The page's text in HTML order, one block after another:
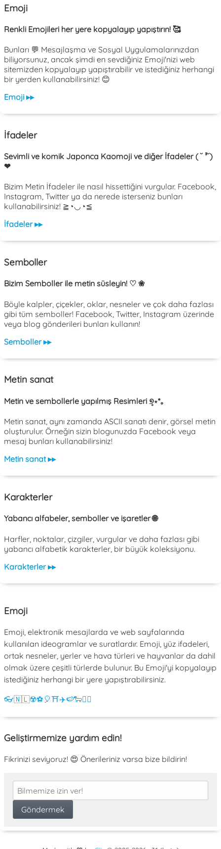
Emoji
Renkli Emojileri her yere kopyalayıp yapıştırın! 🥰
Bunları 💬 Mesajlaşma ve Sosyal Uygulamalarınızdan
biliyorsunuz, ancak şimdi en sevdiğiniz Emoji'nizi web
sitemizden kopyalayıp yapıştırabilir ve istediğiniz herhangi
bir yerden kullanabilirsiniz! 😊
Emoji ▸▸
İfadeler
Sevimli ve komik Japonca Kaomoji ve diğer İfadeler ( ˘ ³˘)
❤
Bizim Metin İfadeler ile nasıl hissettiğini vurgular. Facebook,
Instagram, Twitter ya da nerede isterseniz bunları
kullanabilirsiniz! ≧◔◡◔≦
İfadeler ▸▸
Semboller
Bizim Semboller ile metin süsleyin! ♡ ❀
Böyle kalpler, çiçekler, oklar, nesneler ve çok daha fazlası
gibi tüm semboller! Facebook, Twitter, Instagram üzerinde
veya blog gönderileri bunları kullanın!
Semboller ▸▸
Metin sanat
Metin ve sembollerle yapılmış Resimleri ୭̥⋆*｡
Metin sanat, aynı zamanda ASCII sanatı denir, görsel metin
oluşturulur. Örneğin sizin blogunuzda Facebook veya
mesaj bunları kullanabilirsiniz!
Metin sanat ▸▸
Karakterler
Yabancı alfabeler, semboller ve işaretler 🌐
Harfler, noktalar, çizgiler, vurgular ve daha fazlası gibi
yabancı alfabetik karakterler, bir büyük koleksiyonu.
Karakterler ▸▸
Emoji
Emoji, elektronik mesajlarda ve web sayfalarında
kullanılan ideogramlar ve suratlardır. Emoji, yüz ifadeleri,
ortak nesneler, yerler ve hava türleri ve hayvanlar da dahil
olmak üzere çeşitli türlerde bulunur. Bu Emoji'yi kopyalayıp
istediğiniz herhangi bir yere yapıştırabilirsiniz.
👓🇳🇱☢️⚽ 🎈⛩️✈️🍉🐑💁‍♀️
Geliştirmemize yardım edin!
Fikrinizi seviyoruz! 😍 Önerileriniz varsa bize bildirin!